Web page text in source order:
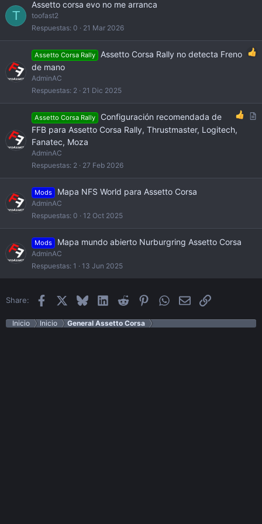
T
Assetto corsa evo no me arranca
toofast2
Respuestas 0 21 Mar 2026
Assetto Corsa Rally
Assetto Corsa Rally no detecta Freno
de mano
AdminAC
Respuestas 2 21 Dic 2025
Assetto Corsa Rally
Configuración recomendada de
FFB para Assetto Corsa Rally, Thrustmaster, Logitech,
Fanatec, Moza
AdminAC
Respuestas 2 27 Feb 2026
Mods Mapa NFS World para Assetto Corsa
AdminAC
Respuestas 0 12 Oct 2025
Mods Mapa mundo abierto Nurburgring Assetto Corsa
AdminAC
Respuestas 1 13 Jun 2025
Share: Facebook BlueskyLinkedInReddit PinterestWhatsApp
EmailEnlace
Inicio Inicio General Assetto Corsa